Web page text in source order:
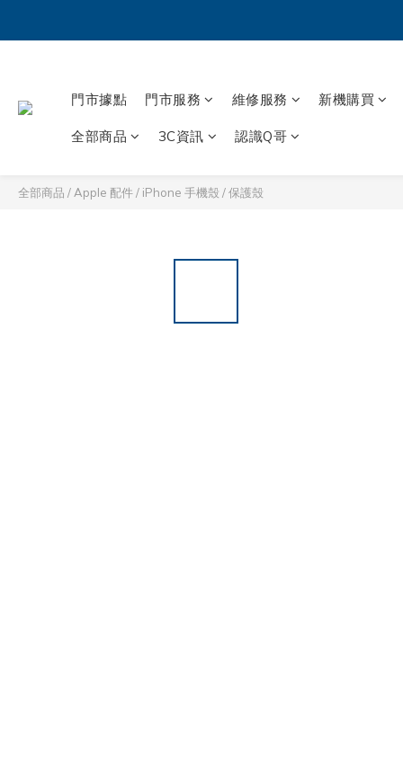
門市據點 門市服務 維修服務 新機購買
全部商品 3C資訊 認識Q哥
全部商品 / Apple 配件/ iPhone 手機殼 / 保護殼